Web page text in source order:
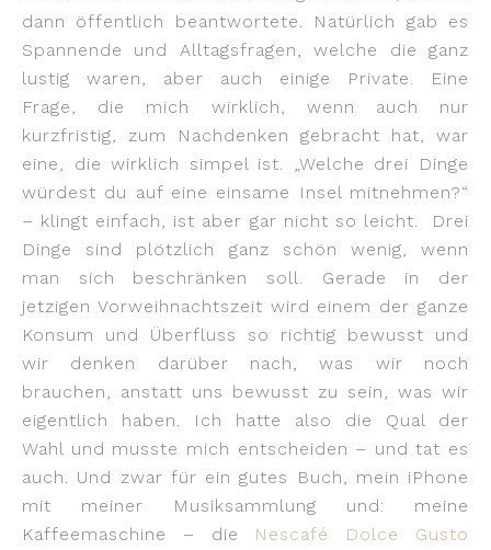
dann öffentlich beantwortete. Natürlich gab es
Spannende und Alltagsfragen, welche die ganz
lustig waren, aber auch einige Private. Eine
Frage, die mich wirklich, wenn auch nur
kurzfristig, zum Nachdenken gebracht hat, war
eine, die wirklich simpel ist. „Welche drei Dinge
würdest du auf eine einsame Insel mitnehmen?“
– klingt einfach, ist aber gar nicht so leicht.
Drei
Dinge sind plötzlich ganz schön wenig, wenn
man sich beschränken soll. Gerade in der
jetzigen Vorweihnachtszeit wird einem der ganze
Konsum und Überfluss so richtig bewusst und
wir denken darüber nach, was wir noch
brauchen, anstatt uns bewusst zu sein, was wir
eigentlich haben. Ich hatte also die Qual der
Wahl und musste mich entscheiden – und tat es
auch. Und zwar für ein gutes Buch, mein iPhone
mit meiner Musiksammlung und: meine
Kaffeemaschine – die Nescafé Dolce Gusto